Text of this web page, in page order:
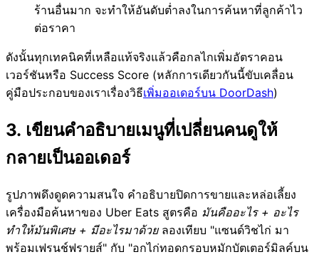
ร้านอื่นมาก จะทำให้อันดับต่ำลงในการค้นหาที่ลูกค้าไว
ต่อราคา
ดังนั้นทุกเทคนิคที่เหลือแท้จริงแล้วคือกลไกเพิ่มอัตราคอน
เวอร์ชันหรือ Success Score (หลักการเดียวกันนี้ขับเคลื่อน
คู่มือประกอบของเราเรื่องวิธีเพิ่มออเดอร์บน DoorDash)
3. เขียนคำอธิบายเมนูที่เปลี่ยนคนดูให้
กลายเป็นออเดอร์
รูปภาพดึงดูดความสนใจ คำอธิบายปิดการขายและหล่อเลี้ยง
เครื่องมือค้นหาของ Uber Eats สูตรคือ มันคืออะไร + อะไร
ทำให้มันพิเศษ + มีอะไรมาด้วยลองเทียบ "แซนด์วิชไก่ มา
พร้อมเฟรนช์ฟรายส์" กับ "อกไก่ทอดกรอบหมักบัตเตอร์มิลค์บน